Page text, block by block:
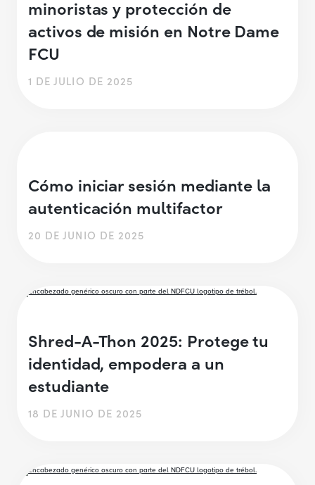
minoristas y protección de
activos de misión en Notre Dame
FCU
1 DE JULIO DE 2025
Cómo iniciar sesión mediante la
autenticación multifactor
20 DE JUNIO DE 2025
Shred-A-Thon 2025: Protege tu
identidad, empodera a un
estudiante
18 DE JUNIO DE 2025